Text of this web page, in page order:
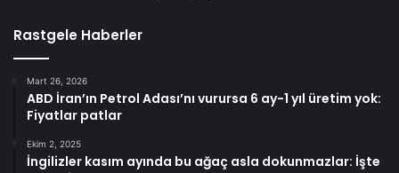
Rastgele Haberler
Mart 26, 2026
ABD İran’ın Petrol Adası’nı vurursa 6 ay-1 yıl üretim yok:
Fiyatlar patlar
Ekim 2, 2025
İngilizler kasım ayında bu ağaç asla dokunmazlar: İşte